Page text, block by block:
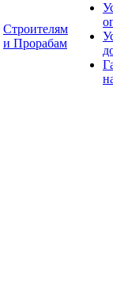
Строителям
и Прорабам